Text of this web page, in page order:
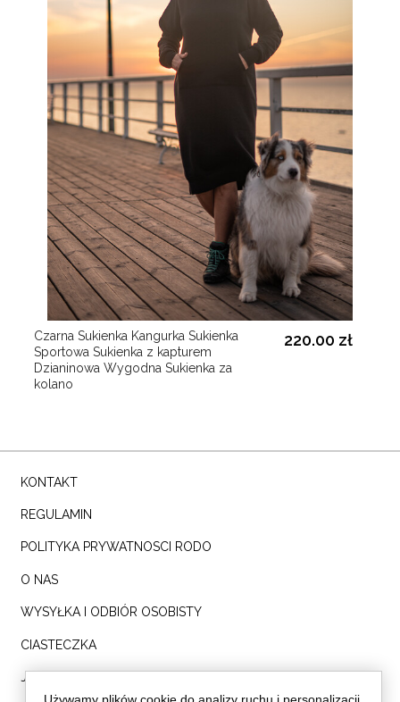
Czarna Sukienka Kangurka Sukienka
Sportowa Sukienka z kapturem
Dzianinowa Wygodna Sukienka za
kolano
220.00 zł
KONTAKT
REGULAMIN
POLITYKA PRYWATNOSCI RODO
O NAS
WYSYŁKA I ODBIÓR OSOBISTY
CIASTECZKA
Jesteś blogerką? NAPISZ DO NAS!